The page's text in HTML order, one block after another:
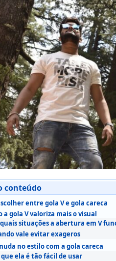
conteúdo
entre gola V e gola careca
a gola V valoriza mais o visual
quais situações a abertura em V
vale evitar exageros
no estilo com a gola careca
que ela é tão fácil de usar